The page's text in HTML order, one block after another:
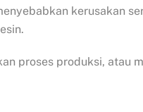
kerusakan
proses produksi, atau